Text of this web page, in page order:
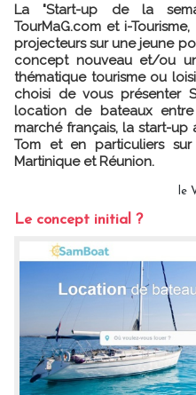
La "Start-up de la
TourMaG.com et i-
projecteurs sur une jeune
concept nouveau et/ou
thématique tourisme ou
choisi de vous présenter
location de bateaux
marché français, la start-
Tom et en particuliers
Martinique et Réunion.
le
Le concept initial ?